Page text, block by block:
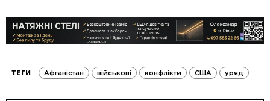
ТЕГИ Афганістан військові конфлікти США уряд